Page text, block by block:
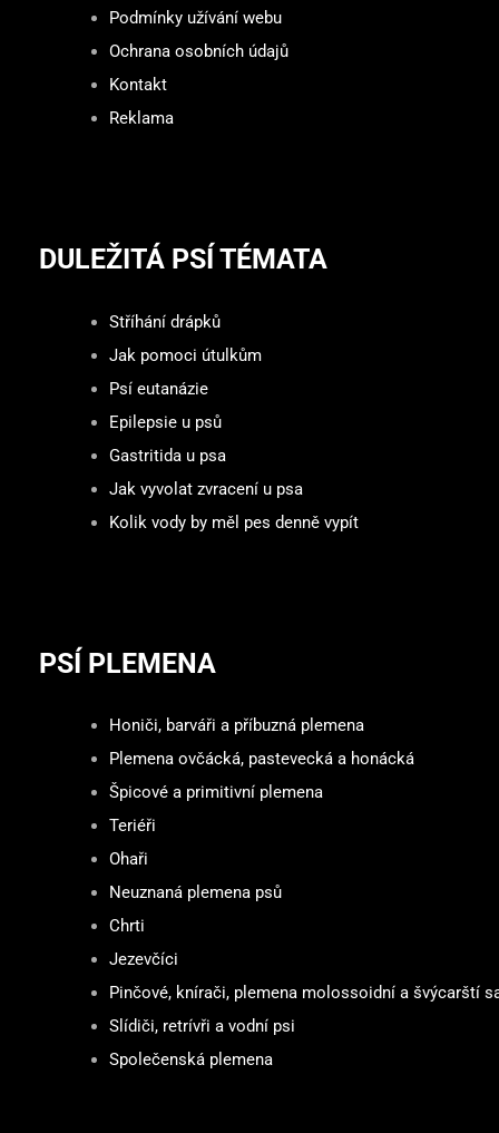
Podmínky užívání webu
Ochrana osobních údajů
Kontakt
Reklama
DULEŽITÁ PSÍ TÉMATA
Stříhání drápků
Jak pomoci útulkům
Psí eutanázie
Epilepsie u psů
Gastritida u psa
Jak vyvolat zvracení u psa
Kolik vody by měl pes denně vypít
PSÍ PLEMENA
Honiči, barváři a příbuzná plemena
Plemena ovčácká, pastevecká a honácká
Špicové a primitivní plemena
Teriéři
Ohaři
Neuznaná plemena psů
Chrti
Jezevčíci
Pinčové, knírači, plemena molossoidní a švýcarští
Slídiči, retrívři a vodní psi
Společenská plemena